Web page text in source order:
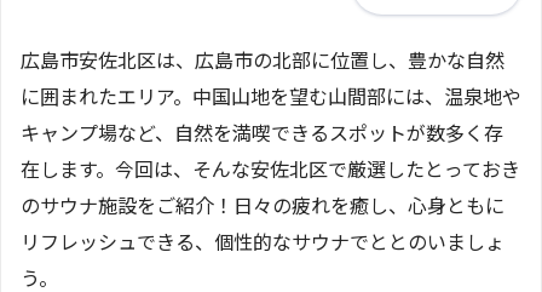
広島市安佐北区は、広島市の北部に位置し、豊かな自然
に囲まれたエリア。中国山地を望む山間部には、温泉地や
キャンプ場など、自然を満喫できるスポットが数多く存
在します。今回は、そんな安佐北区で厳選したとっておき
のサウナ施設をご紹介！日々の疲れを癒し、心身ともに
リフレッシュできる、個性的なサウナでととのいましょ
う。